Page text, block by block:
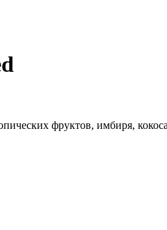
фруктов, имбиря,